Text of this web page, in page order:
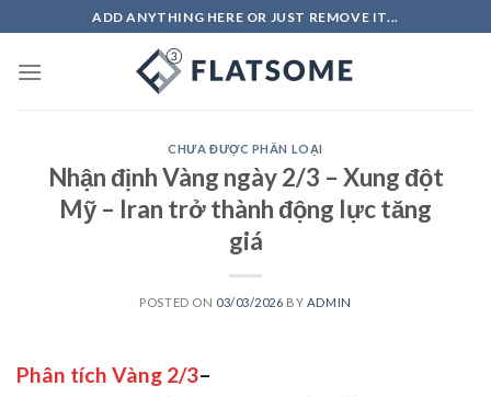
to
content
ADD ANYTHING HERE OR JUST REMOVE IT...
CHƯA ĐƯỢC PHÂN LOẠI
Nhận định Vàng ngày 2/3 – Xung đột
Mỹ – Iran trở thành động lực tăng
giá
POSTED ON 03/03/2026 BY ADMIN
Phân tích Vàng 2/3–